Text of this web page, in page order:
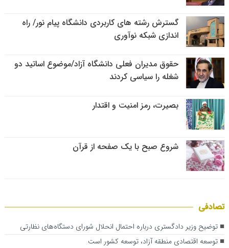
گسترش رشته های کاربردی دانشگاه پیام نور/ راه
اندازی شبکه نوآوری
حقوق مدیران فعلی دانشگاه آزاد/موضوع اساتید دو
شغله را سیاسی کردند
بصیرت، رمز امنیت و اقتدار
شروع صبح با یک صفحه از قرآن
تصادفی
توضیح وزیر دادگستری درباره احتمال انحلال شورای دستگاه‌های نظارتی
توسعه اقتصادی منطقه آزاد، توسعه کشور است